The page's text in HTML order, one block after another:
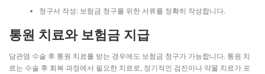
청구서 작성: 보험금 청구를 위한 서류를 정확히 작성합니다.
통원 치료와 보험금 지급
담관염 수술 후 통원 치료를 받는 경우에도 보험금 청구가 가능합니다. 통원 치
료는 수술 후 회복 과정에서 필요한 치료로, 정기적인 검진이나 약물 치료가 포